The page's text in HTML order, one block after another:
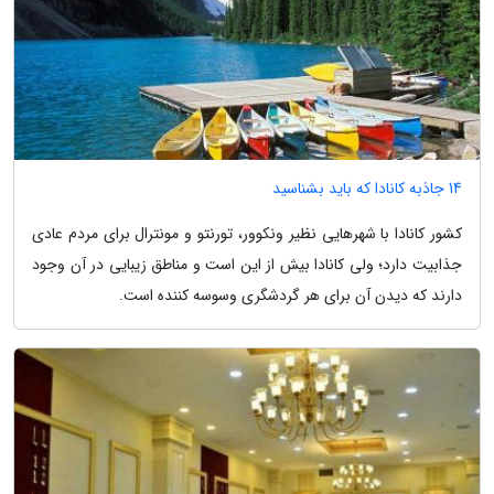
14 جاذبه کانادا که باید بشناسید
کشور کانادا با شهرهایی نظیر ونکوور، تورنتو و مونترال برای مردم عادی
جذابیت دارد؛ ولی کانادا بیش از این است و مناطق زیبایی در آن وجود
دارند که دیدن آن برای هر گردشگری وسوسه کننده است.